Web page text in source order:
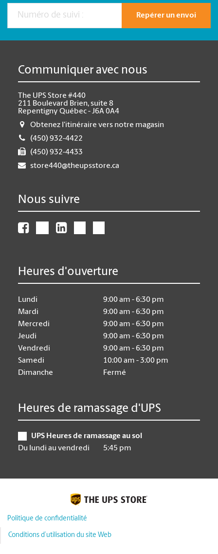
Repérer un envoi
Communiquer avec nous
The UPS Store #440
211 Boulevard Brien, suite 8
Repentigny Québec - J6A 0A4
Obtenez l'itinéraire vers notre magasin
(450) 932-4422
(450) 932-4433
store440@theupsstore.ca
Nous suivre
Heures d'ouverture
Lundi
9:00 am - 6:30 pm
Mardi
9:00 am - 6:30 pm
Mercredi
9:00 am - 6:30 pm
Jeudi
9:00 am - 6:30 pm
Vendredi
9:00 am - 6:30 pm
Samedi
10:00 am - 3:00 pm
Dimanche
Fermé
Heures de ramassage d'UPS
UPS Heures de ramassage au sol
Du lundi au vendredi
5:45 pm
Politique de confidentialité
Conditions d’utilisation du site Web